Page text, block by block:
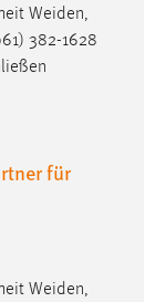
Weiden,
382-1628
für
Weiden,